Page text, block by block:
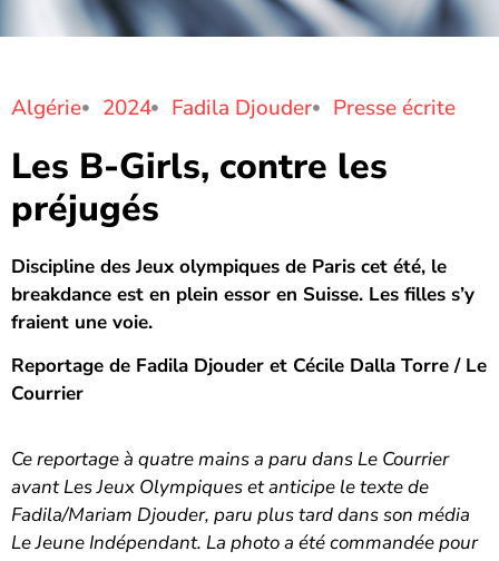
Algérie 2024 Fadila Djouder Presse écrite
Les B-Girls, contre les
préjugés
Discipline des Jeux olympiques de Paris cet été, le
breakdance est en plein essor en Suisse. Les filles s’y
fraient une voie.
Reportage de Fadila Djouder et Cécile Dalla Torre / Le
Courrier
Ce reportage à quatre mains a paru dans Le Courrier
avant Les Jeux Olympiques et anticipe le texte de
Fadila/Mariam Djouder, paru plus tard dans son média
Le Jeune Indépendant. La photo a été commandée pour